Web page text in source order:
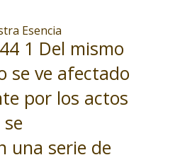
Esencia
1 Del mismo
se ve afectado
por los actos
una serie de